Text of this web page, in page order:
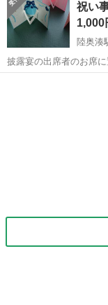
祝い
1,000
陸奥湊
披露宴の出席者のお席
いの外、時間がかかり